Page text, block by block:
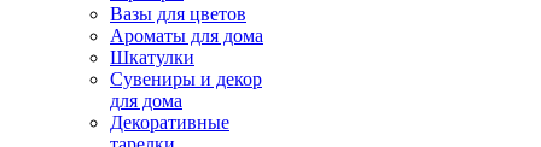
Вазы для цветов
Ароматы для дома
Шкатулки
Сувениры и декор
для дома
Декоративные